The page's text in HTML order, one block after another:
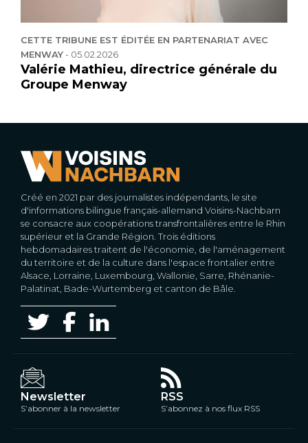
CETTE TRIBUNE EST ÉDITÉE EN PARTENARIAT AVEC
MENWAY- 05.02.2026
Valérie Mathieu, directrice générale du
Groupe Menway
Créé en 2021 par des journalistes indépendants, le site
d'informations bilingue français-allemand Voisins-Nachbarn
se consacre aux coopérations transfrontalières entre le Rhin
supérieur et la Grande Région. Trois éditions
hebdomadaires traitent de l'économie, de l'aménagement
du territoire et de la culture dans l'espace frontalier entre
Alsace, Lorraine, Luxembourg, Wallonie, Sarre, Rhénanie-
Palatinat, Bade-Wurtemberg et canton de Bâle.
Newsletter
S’abonner à la newsletter
RSS
S’abonnez à nos flux RSS